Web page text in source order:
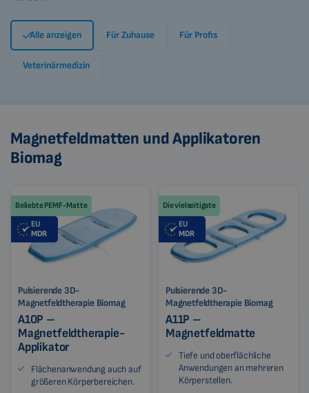
Alle anzeigen Für Zuhause Für Profis
Veterinärmedizin
Magnetfeldmatten und Applikatoren
Biomag
Beliebte PEMF-Matte
EU
MDR
Pulsierende 3D-
Magnetfeldtherapie Biomag
A10P –
Magnetfeldtherapie-
Applikator
Flächenanwendung auch auf
größeren Körperbereichen.
Die vielseitigste
EU
MDR
Pulsierende 3D-
Magnetfeldtherapie Biomag
A11P –
Magnetfeldmatte
Tiefe und oberflächliche
Anwendungen an mehreren
Körperstellen.